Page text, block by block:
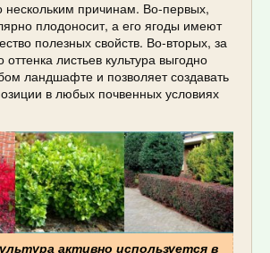
нескольким причинам. Во-первых,
плодоносит, а его ягоды имеют
полезных свойств. Во-вторых, за
оттенка листьев культура выгодно
ландшафте и позволяет создавать
в любых почвенных условиях
активно используется в